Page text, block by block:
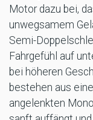
Motor dazu bei,
unwegsamem
Semi-
Fahrgefühl auf
bei höheren
bestehen aus
angelenkten